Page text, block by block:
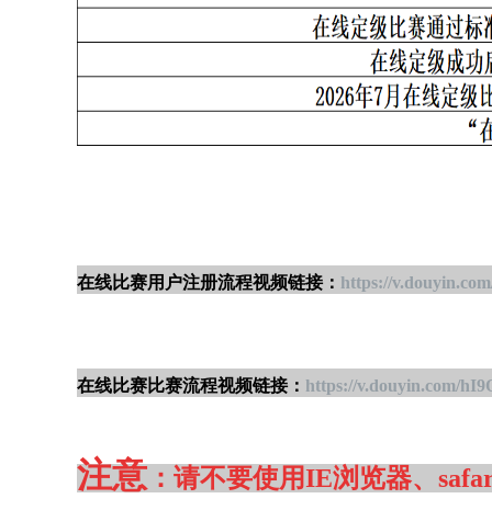
在线比赛用户注册流程视频链接： https://
在线比赛比赛流程视频链接： https://v.douyin.com/
注意 ：请不要使用IE浏览器、